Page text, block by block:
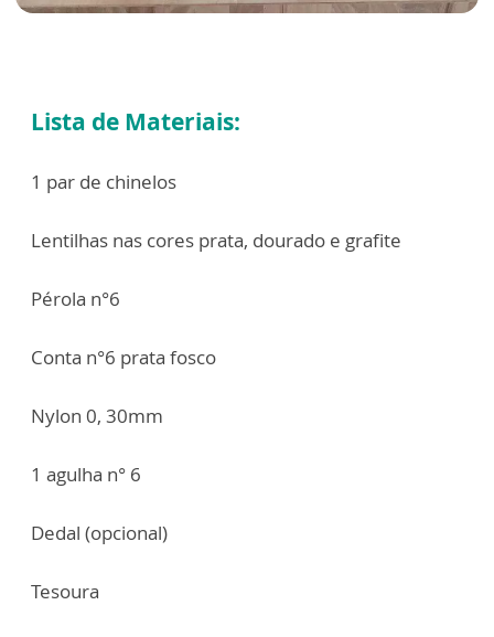
Lista de Materiais:
1 par de chinelos
Lentilhas nas cores prata, dourado e grafite
Pérola n°6
Conta n°6 prata fosco
Nylon 0, 30mm
1 agulha n° 6
Dedal (opcional)
Tesoura